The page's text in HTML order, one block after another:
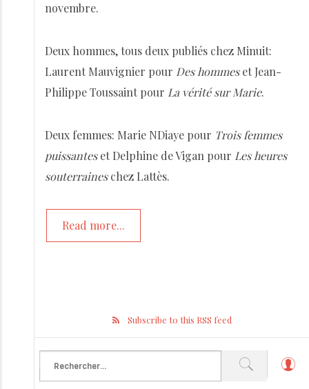
novembre.
Deux hommes, tous deux publiés chez Minuit:
Laurent Mauvignier pour Des hommeset Jean-
Philippe Toussaint pour La vérité sur Marie.
Deux femmes: Marie NDiaye pour Trois femmes
puissanteset Delphine de Vigan pour Les heures
souterraineschez Lattès.
Read more...
Subscribe to this RSS feed